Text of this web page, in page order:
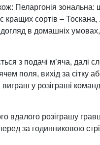
Пеларгонія зональна:
кращих сортів –
в домашніх
з подачі м’яча, далі
поля, вихід за сітку
у розіграші
вдалого розіграшу
за годинниковою